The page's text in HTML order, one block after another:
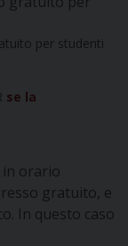
per studenti
se la
orario
gratuito, e
In questo caso